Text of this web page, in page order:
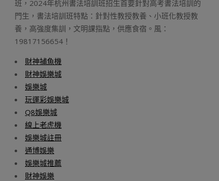
班，2024年杭州書法培訓班招生首要針對高考書法培訓的
門生，書法培訓班特點：針對性教授教養、小班化教授教
養，高強度集訓，文明課指點，供應食宿。風：
19817156654！
財神捕魚機
財神娛樂城
娛樂城
玩運彩娛樂城
Q8娛樂城
線上老虎機
娛樂城註冊
通博娛樂
娛樂城推薦
財神娛樂